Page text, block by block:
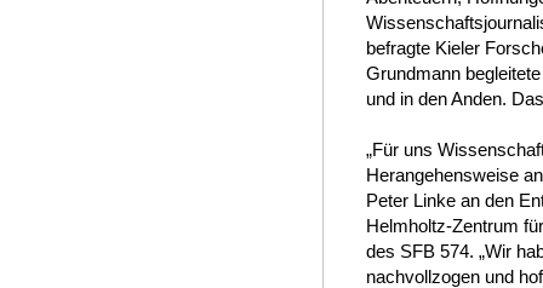
befragte Kieler
Grundmann
und in den Anden.
„Für uns
Herangehensweise
Peter Linke an den
Helmholtz-Zentrum
des SFB 574. „Wir
nachvollzogen und